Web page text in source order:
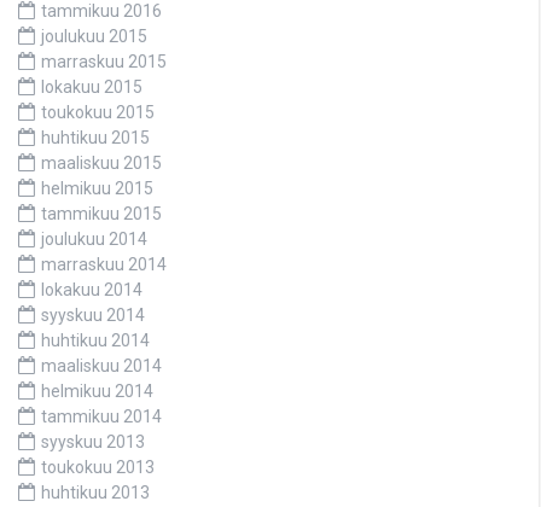
tammikuu 2016
joulukuu 2015
marraskuu 2015
lokakuu 2015
toukokuu 2015
huhtikuu 2015
maaliskuu 2015
helmikuu 2015
tammikuu 2015
joulukuu 2014
marraskuu 2014
lokakuu 2014
syyskuu 2014
huhtikuu 2014
maaliskuu 2014
helmikuu 2014
tammikuu 2014
syyskuu 2013
toukokuu 2013
huhtikuu 2013